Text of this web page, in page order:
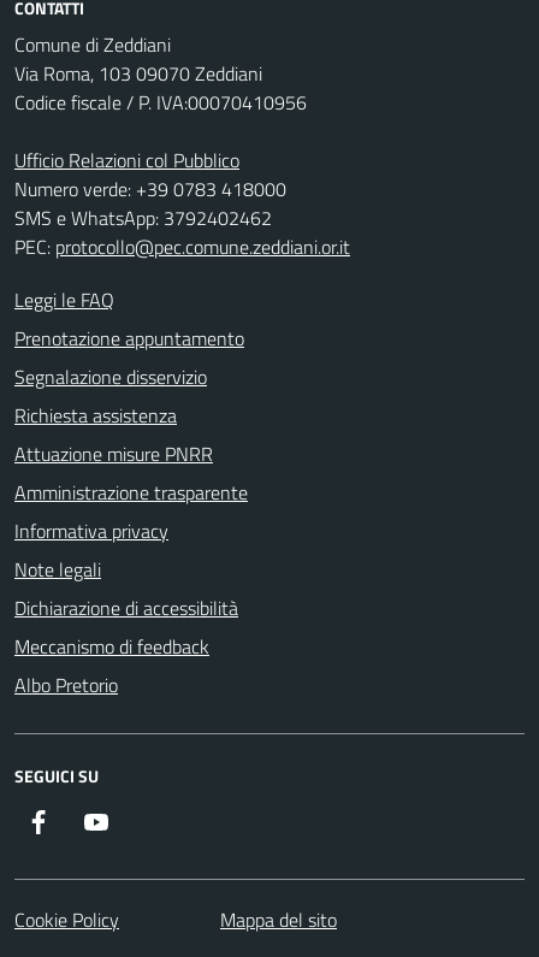
CONTATTI
Comune di Zeddiani
Via Roma, 103 09070 Zeddiani
Codice fiscale / P. IVA:00070410956
Ufficio Relazioni col Pubblico
Numero verde: +39 0783 418000
SMS e WhatsApp: 3792402462
PEC: protocollo@pec.comune.zeddiani.or.it
Leggi le FAQ
Prenotazione appuntamento
Segnalazione disservizio
Richiesta assistenza
Attuazione misure PNRR
Amministrazione trasparente
Informativa privacy
Note legali
Dichiarazione di accessibilità
Meccanismo di feedback
Albo Pretorio
SEGUICI SU
Facebook
Cookie Policy Mappa del sito